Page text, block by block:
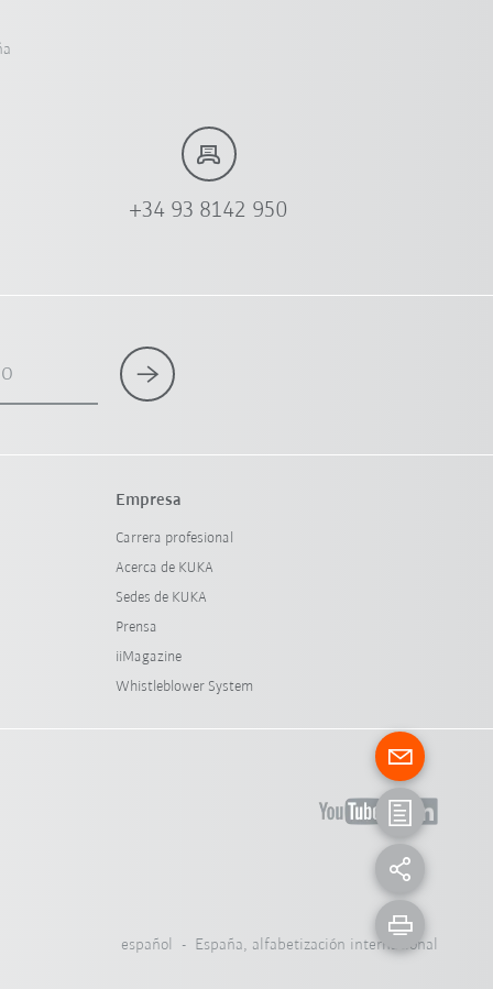
+34 93 8142 950
Empresa
Carrera profesional
Acerca de KUKA
Sedes de KUKA
Prensa
iiMagazine
Whistleblower System
español - España, alfabetización internacional